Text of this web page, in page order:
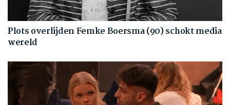
Plots overlijden Femke Boersma (90) schokt media
wereld